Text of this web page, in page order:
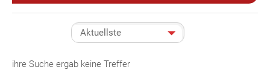
ihre Suche ergab keine Treffer